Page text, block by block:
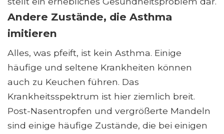
Andere Zustände, die Asthma
imitieren
Alles, was pfeift, ist kein Asthma. Einige
häufige und seltene Krankheiten können
auch zu Keuchen führen. Das
Krankheitsspektrum ist hier ziemlich breit.
Post-Nasentropfen und vergrößerte Mandeln
sind einige häufige Zustände, die bei einigen